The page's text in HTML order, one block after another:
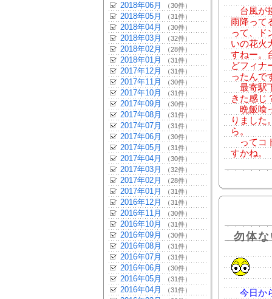
2018年06月 （30件）
2018年05月 （31件）
2018年04月 （30件）
2018年03月 （32件）
2018年02月 （28件）
2018年01月 （31件）
2017年12月 （31件）
2017年11月 （30件）
2017年10月 （31件）
2017年09月 （30件）
2017年08月 （31件）
2017年07月 （31件）
2017年06月 （30件）
2017年05月 （31件）
2017年04月 （30件）
2017年03月 （32件）
2017年02月 （28件）
2017年01月 （31件）
2016年12月 （31件）
2016年11月 （30件）
2016年10月 （31件）
2016年09月 （30件）
2016年08月 （31件）
2016年07月 （31件）
2016年06月 （30件）
2016年05月 （31件）
2016年04月 （31件）
台風が
雨降って
って、ド
いの花火
すねー。
どフィナ
ったんで
最寄駅
きた感じ
晩飯喰
りました
ら。
ってコ
すかね。
勿体
今日か